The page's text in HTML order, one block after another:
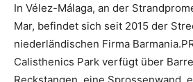
In Vélez-Málaga, an der
Mar, befindet sich seit 2015 der
niederländischen Firma
Calisthenics Park verfügt über